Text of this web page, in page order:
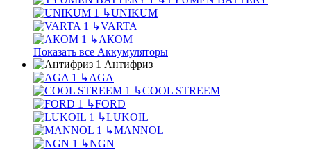
↳UNIKUM
↳VARTA
↳АКОМ
Показать все Аккумуляторы
Антифриз
↳AGA
↳COOL STREEM
↳FORD
↳LUKOIL
↳MANNOL
↳NGN